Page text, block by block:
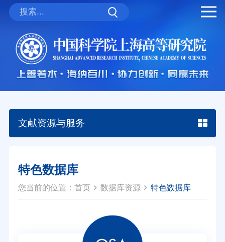
文献资源与服务
特色数据库
您当前的位置： 首页 数据库资源 特色数据库